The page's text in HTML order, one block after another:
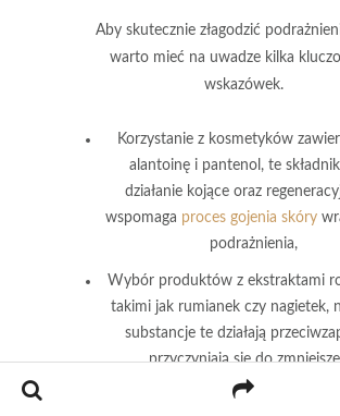
Aby skutecznie złagodzić
warto mieć na uwadze kilka
wskazówek.
Korzystanie z kosmetyków
alantoinę i pantenol , te
działanie kojące oraz
wspomaga proces gojenia skóry
podrażnienia,
Wybór produktów z ekstraktami
takimi jak rumianek czy nagietek,
substancje te działają
przyczyniają się do
zaczerwienienia oraz